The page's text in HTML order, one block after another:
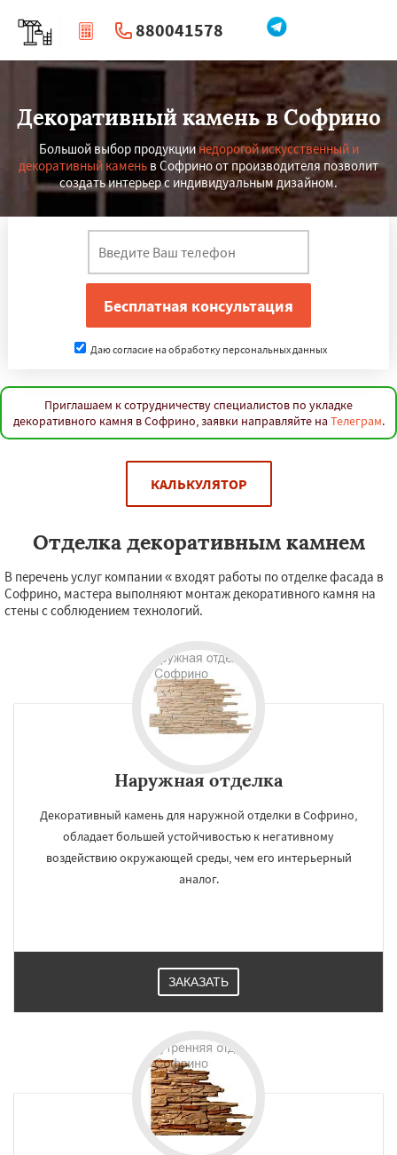
880041578
| Перезвоните мне
Декоративный камень в Софрино
Большой выбор продукции недорогой искусственный и
декоративный камень в Софрино от производителя позволит
создать интерьер с индивидуальным дизайном.
Даю согласие на обработку персональных данных
Приглашаем к сотрудничеству специалистов по укладке
декоративного камня в Софрино, заявки направляйте на Телеграм.
КАЛЬКУЛЯТОР
Отделка декоративным камнем
В перечень услуг компании « входят работы по отделке фасада в
Софрино, мастера выполняют монтаж декоративного камня на
стены с соблюдением технологий.
Наружная отделка
Декоративный камень для наружной отделки в Софрино,
обладает большей устойчивостью к негативному
воздействию окружающей среды, чем его интерьерный
аналог.
ЗАКАЗАТЬ